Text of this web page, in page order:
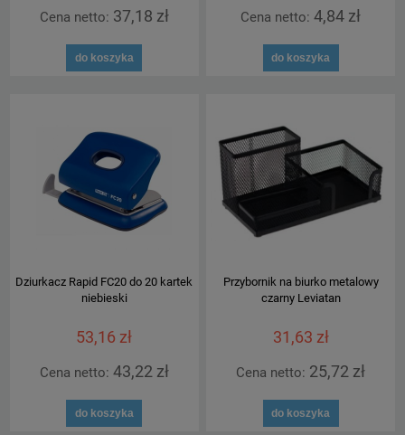
Cena netto: 37,18 zł
do koszyka
Cena netto:4,84 zł
do koszyka
Dziurkacz Rapid FC20 do 20 kartek
niebieski
53,16 zł
Cena netto: 43,22 zł
do koszyka
Przybornik na biurko metalowy
czarny Leviatan
31,63 zł
Cena netto: 25,72 zł
do koszyka